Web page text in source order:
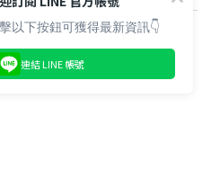
以下按鈕可獲得最新資訊👇
連結 LINE 帳號